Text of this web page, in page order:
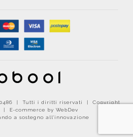
| Tutti i diritti riservati | Copyright
|
E-commerce by WebDev
a sostegno all'innovazione